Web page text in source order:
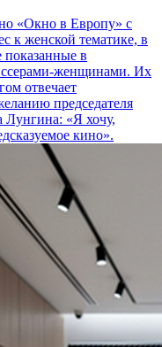
«Окно в Европу» с
к женской тематике, в
показанные в
женщинами. Их
отвечает
председателя
Лунгина: «Я хочу,
кино».